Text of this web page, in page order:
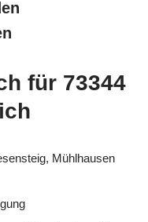
für 73344
Mühlhausen